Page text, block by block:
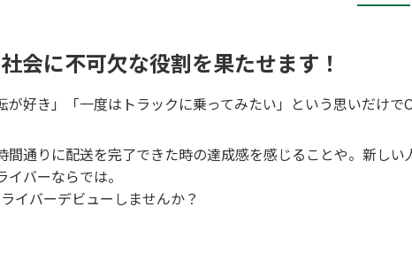
会に不可欠な役割を果たせます！
好き」「一度はトラックに乗ってみたい」という思いだけで
間通りに配送を完了できた時の達成感を感じることや。新しい
バーならでは。
イバーデビューしませんか？